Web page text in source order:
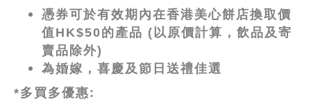
憑券可於有效期內在香港美心餅店換取價
值HK$50的產品 (以原價計算，飲品及寄
賣品除外)
為婚嫁，喜慶及節日送禮佳選
*多買多優惠: